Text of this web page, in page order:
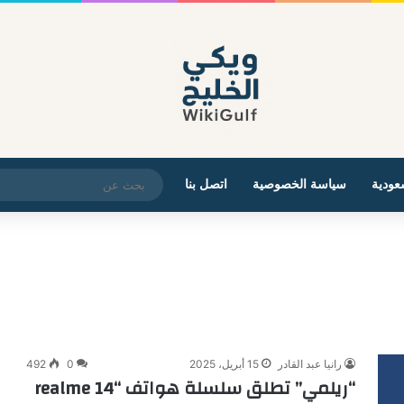
سياسة الخصوصية اتصل بنا
رانيا عبد القادر 15 أبريل، 2025 0
492
“ريلمي” تطلق سلسلة هواتف “realme 14